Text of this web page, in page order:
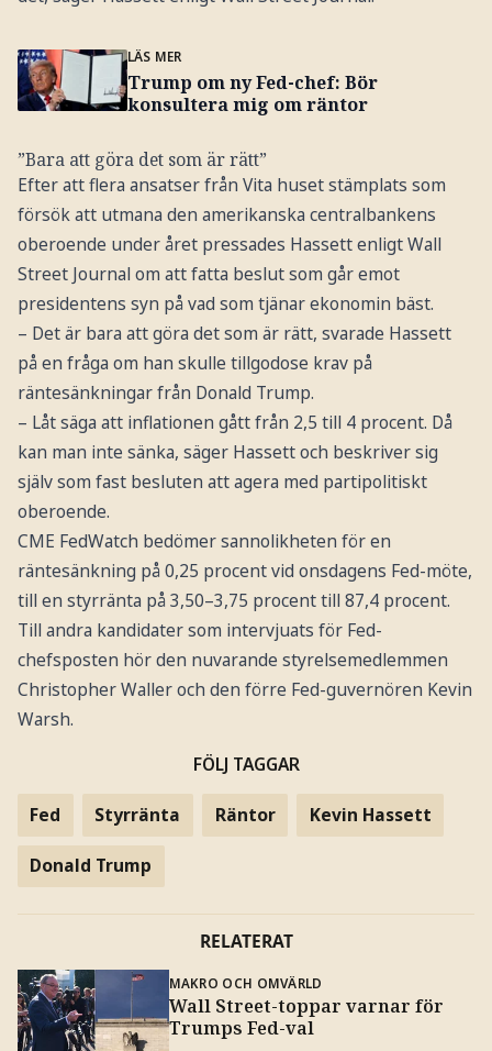
LÄS MER
Trump om ny Fed-chef: Bör
konsultera mig om räntor
”Bara att göra det som är rätt”
Efter att flera ansatser från Vita huset stämplats som
försök att utmana den amerikanska centralbankens
oberoende under året pressades Hassett enligt Wall
Street Journal om att fatta beslut som går emot
presidentens syn på vad som tjänar ekonomin bäst.
– Det är bara att göra det som är rätt, svarade Hassett
på en fråga om han skulle tillgodose krav på
räntesänkningar från Donald Trump.
– Låt säga att inflationen gått från 2,5 till 4 procent. Då
kan man inte sänka, säger Hassett och beskriver sig
själv som fast besluten att agera med partipolitiskt
oberoende.
CME FedWatch bedömer sannolikheten för en
räntesänkning på 0,25 procent vid onsdagens Fed-möte,
till en styrränta på 3,50–3,75 procent till 87,4 procent.
Till andra kandidater som intervjuats för Fed-
chefsposten hör den nuvarande styrelsemedlemmen
Christopher Waller och den förre Fed-guvernören Kevin
Warsh.
FÖLJ TAGGAR
Fed Styrränta Räntor Kevin Hassett
Donald Trump
RELATERAT
MAKRO OCH OMVÄRLD
Wall Street-toppar varnar för
Trumps Fed-val